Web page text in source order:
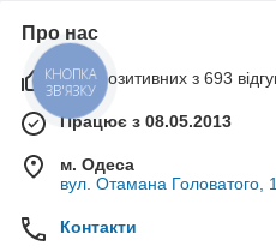
Про нас
99% позитивних з 693
Працює з 08.05.2013
м. Одеса
вул. Отамана Головатого,
Контакти
КНОПКА
ЗВ'ЯЗКУ